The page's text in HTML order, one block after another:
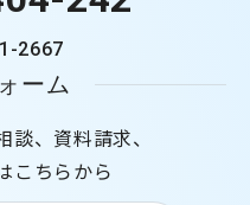
2667
ーム
、資料請求、
こちらから